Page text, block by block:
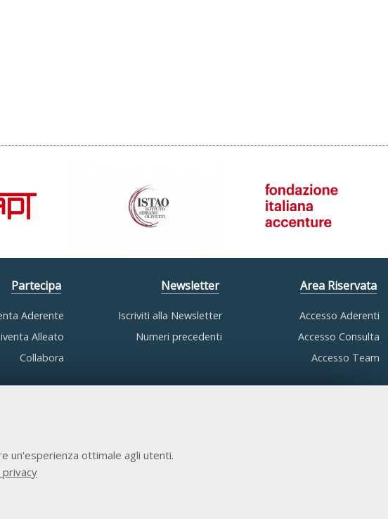
un'esperienza ottimale agli utenti.
privacy
Partecipa
Aderente
Alleato
Collabora
Newsletter
Iscriviti alla Newsletter
Numeri precedenti
Area Riservata
Accesso Aderenti
Accesso Consulta
Accesso Team